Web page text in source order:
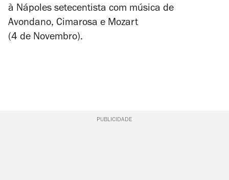
à Nápoles setecentista com música de
Avondano, Cimarosa e Mozart
(4 de Novembro).
PUBLICIDADE